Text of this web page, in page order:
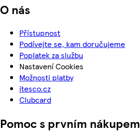
O nás
Přístupnost
Podívejte se, kam doručujeme
Poplatek za službu
Nastavení Cookies
Možnosti platby
itesco.cz
Clubcard
Pomoc s prvním nákupem